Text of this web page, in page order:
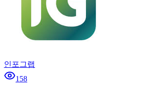
인포그랩
158